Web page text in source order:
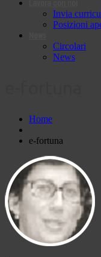
Invia
Posizioni
Circolari
News
Home
e-fortuna